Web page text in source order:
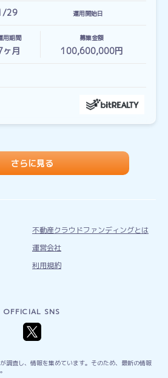
29 運用開始日
用期間
ヶ月
募集金額
100,600,000円
さらに見る
不動産クラウドファンディングとは
運営会社
利用規約
OFFICIAL SNS
調査し、情報を集めています。そのため、最新の情報